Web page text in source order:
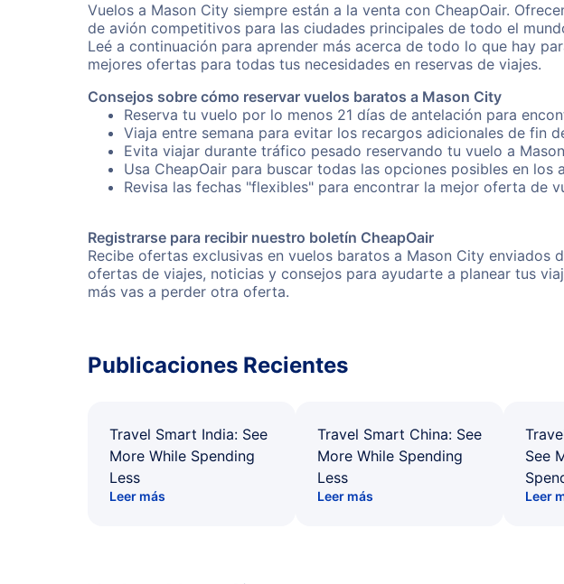
Vuelos a Mason City siempre están a la venta con CheapOair.
de avión competitivos para las ciudades principales de todo el
Leé a continuación para aprender más acerca de todo lo que hay
mejores ofertas para todas tus necesidades en reservas de viajes.
Consejos sobre cómo reservar vuelos baratos a Mason City
Reserva tu vuelo por lo menos 21 días de antelación para
Viaja entre semana para evitar los recargos adicionales de fin
Evita viajar durante tráfico pesado reservando tu vuelo a
Usa CheapOair para buscar todas las opciones posibles en
Revisa las fechas "flexibles" para encontrar la mejor oferta de
Registrarse para recibir nuestro boletín CheapOair
Recibe ofertas exclusivas en vuelos baratos a Mason City
ofertas de viajes, noticias y consejos para ayudarte a planear tus
más vas a perder otra oferta.
Publicaciones Recientes
Travel Smart India: See
More While Spending
Less
Leer más
Travel Smart China: See
More While Spending
Less
Leer más
See
Leer